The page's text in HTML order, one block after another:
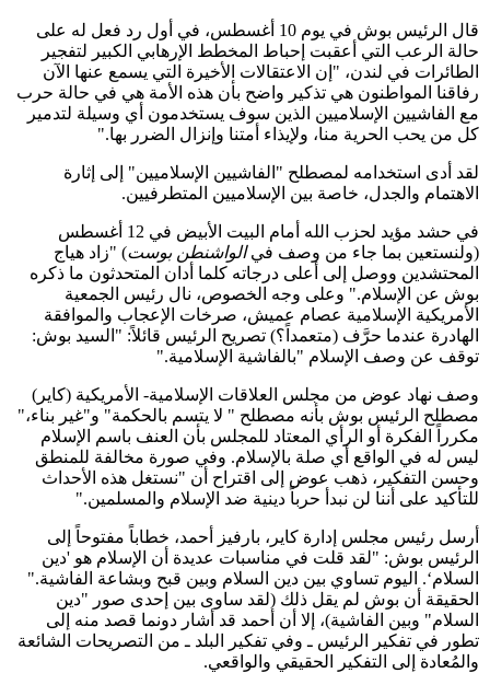
قال الرئيس بوش في يوم 10 أغسطس، في أول رد فعل له على
حالة الرعب التي أعقبت إحباط المخطط الإرهابي الكبير لتفجير
الطائرات في لندن، "إن الاعتقالات الأخيرة التي يسمع عنها الآن
رفاقنا المواطنون هي تذكير واضح بأن هذه الأمة هي في حالة حرب
مع الفاشيين الإسلاميين الذين سوف يستخدمون أي وسيلة لتدمير
كل من يحب الحرية منا، ولإيذاء أمتنا وإنزال الضرر بها."
لقد أدى استخدامه لمصطلح "الفاشيين الإسلاميين" إلى إثارة
الاهتمام والجدل، خاصة بين الإسلاميين المتطرفيين.
في حشد مؤيد لحزب الله أمام البيت الأبيض في 12 أغسطس
(ولنستعين بما جاء من وصف فيالواشنطن بوست) "زاد هياج
المحتشدين ووصل إلى أعلى درجاته كلما أدان المتحدثون ما ذكره
بوش عن الإسلام." وعلى وجه الخصوص، نال رئيس الجمعية
الأمريكية الإسلامية عصام عميش، صرخات الإعجاب والموافقة
الهادرة عندما حرَّف (متعمداً؟) تصريح الرئيس قائلاً: "السيد بوش:
توقف عن وصف الإسلام "بالفاشية الإسلامية."
وصف نهاد عوض من مجلس العلاقات الإسلامية- الأمريكية (كاير)
مصطلح الرئيس بوش بأنه مصطلح " لا يتسم بالحكمة" و"غير بناء،"
مكرراً الفكرة أو الرأي المعتاد للمجلس بأن العنف باسم الإسلام
ليس له في الواقع أي صلة بالإسلام. وفي صورة مخالفة للمنطق
وحسن التفكير، ذهب عوض إلى اقتراح أن "نستغل هذه الأحداث
للتأكيد على أننا لن نبدأ حرباً دينية ضد الإسلام والمسلمين."
أرسل رئيس مجلس إدارة كاير، بارفيز أحمد، خطاباً مفتوحاً إلى
الرئيس بوش: "لقد قلت في مناسبات عديدة أن الإسلام هو 'دين
السلام‘. اليوم تساوي بين دين السلام وبين قبح وبشاعة الفاشية."
الحقيقة أن بوش لم يقل ذلك (لقد ساوى بين إحدى صور "دين
السلام" وبين الفاشية)، إلا أن أحمد قد أشار دونما قصد منه إلى
تطور في تفكير الرئيس ـ وفي تفكير البلد ـ من التصريحات الشائعة
والمُعادة إلى التفكير الحقيقي والواقعي.